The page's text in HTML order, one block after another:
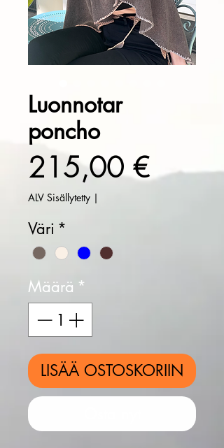
Luonnotar
poncho
215,00 €Hinta
ALV Sisällytetty |
Väri *
Määrä *
LISÄÄ OSTOSKORIIN